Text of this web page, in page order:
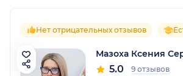
Нет отрицательных отзывов
Мазоха Ксения
5.0 9 отзывов